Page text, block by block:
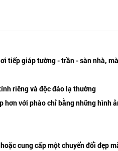
tiếp giáp tường - trần - sàn nhà,
riêng và độc đáo lạ thường
với phào chỉ bằng những hình
cung cấp một chuyển đổi đẹp